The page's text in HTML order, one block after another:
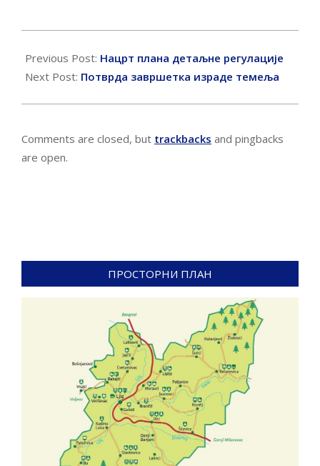
12-
03
Previous Post: Нацрт плана детаљне регулације
Next Post: Потврда завршетка израде темеља
Comments are closed, but trackbacks and pingbacks
are open.
ПРОСТОРНИ ПЛАН